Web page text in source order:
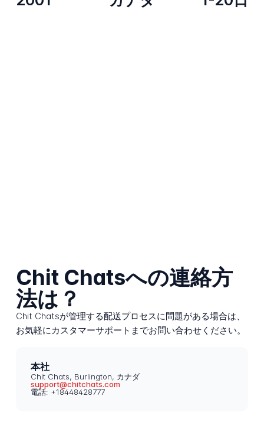
Chit Chatsへの連絡方
法は？
Chit Chatsが管理する配送プロセスに問題がある場合は、
お気軽にカスタマーサポートまでお問い合わせください。
本社
Chit Chats, Burlington, カナダ
support@chitchats.com
電話: +18448428777